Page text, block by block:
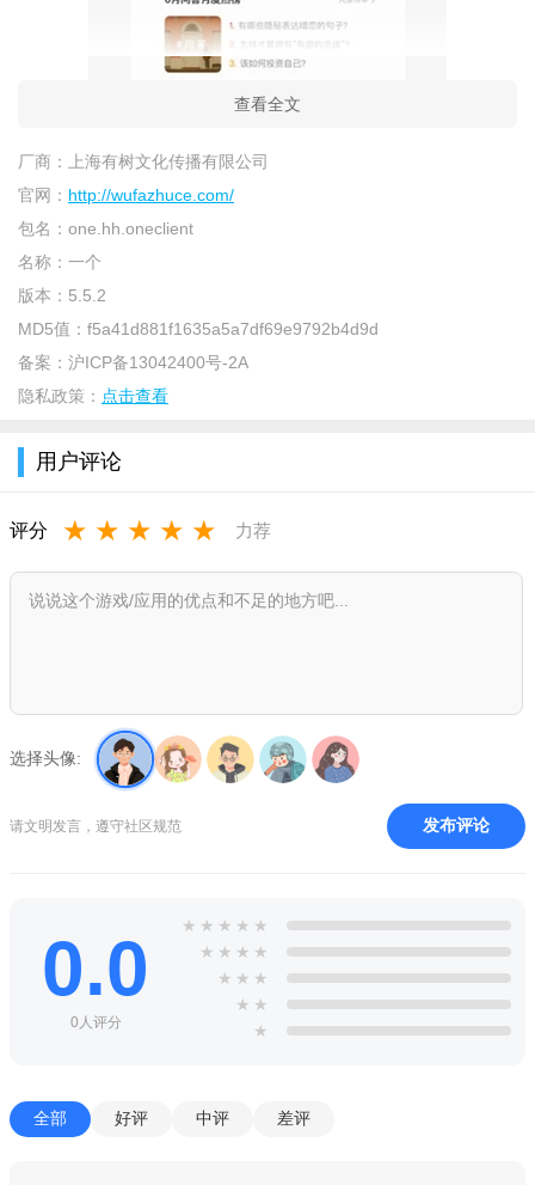
软件介绍：
《one.yg14.aqq一个致敬韩寒》我们的使命是为热爱文艺生活
的用户提供丰富多样的作品，将阅读变成一种生活方式。我们的
手机应用每天都会精挑细选，为用户带来优质的图片、文章、音
品。我们会从全球各地的艺术家、作家、音乐人和电影制作人中
软件优势：
翻页效果。
4.功能强大的阅读器，支持多种方法，例如模拟翻页，支持字
体大小和其他功能。
查看全文
厂商：
上海有树文化传播有限公司
官网： http://wufazhuce.com/
包名： one.hh.oneclient
名称： 一个
版本： 5.5.2
MD5值： f5a41d881f1635a5a7df69e9792b4d9d
备案： 沪ICP备13042400号-2A
隐私政策： 点击查看
用户评论
评分 ★ ★ ★ ★ ★ 力荐
选择头像:
请文明发言，遵守社区规范 发布评论
0.0
0人评分
★ ★ ★ ★ ★
★ ★ ★ ★
★ ★ ★
★ ★
★
全部 好评 中评 差评